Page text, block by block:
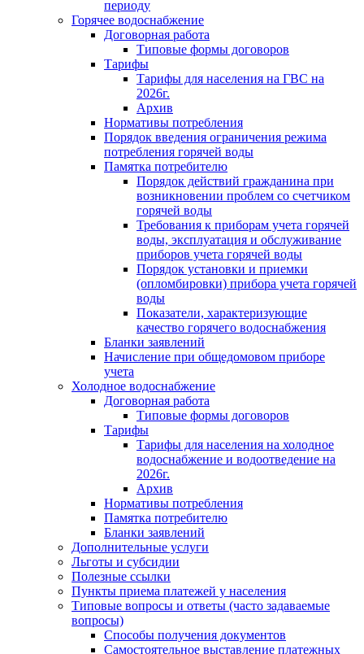
периоду
Горячее водоснабжение
Договорная работа
Типовые формы договоров
Тарифы
Тарифы для населения на ГВС на
2026г.
Архив
Нормативы потребления
Порядок введения ограничения режима
потребления горячей воды
Памятка потребителю
Порядок действий гражданина при
возникновении проблем со счетчиком
горячей воды
Требования к приборам учета горячей
воды, эксплуатация и обслуживание
приборов учета горячей воды
Порядок установки и приемки
(опломбировки) прибора учета горячей
воды
Показатели, характеризующие
качество горячего водоснабжения
Бланки заявлений
Начисление при общедомовом приборе
учета
Холодное водоснабжение
Договорная работа
Типовые формы договоров
Тарифы
Тарифы для населения на холодное
водоснабжение и водоотведение на
2026г.
Архив
Нормативы потребления
Памятка потребителю
Бланки заявлений
Дополнительные услуги
Льготы и субсидии
Полезные ссылки
Пункты приема платежей у населения
Типовые вопросы и ответы (часто задаваемые
вопросы)
Способы получения документов
Самостоятельное выставление платежных